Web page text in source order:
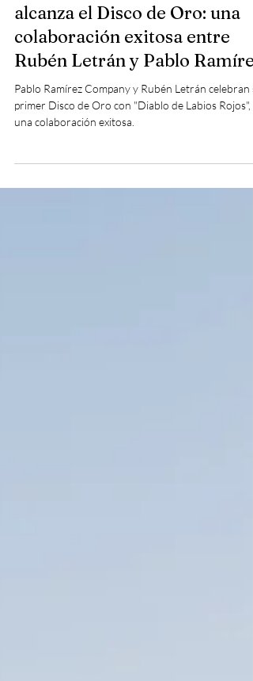
"Diablo de Labios Rojos"
alcanza el Disco de Oro: una
colaboración exitosa entre
Rubén Letrán y Pablo
Pablo Ramírez Company y Rubén Letrán celebran
una colaboración exitosa.